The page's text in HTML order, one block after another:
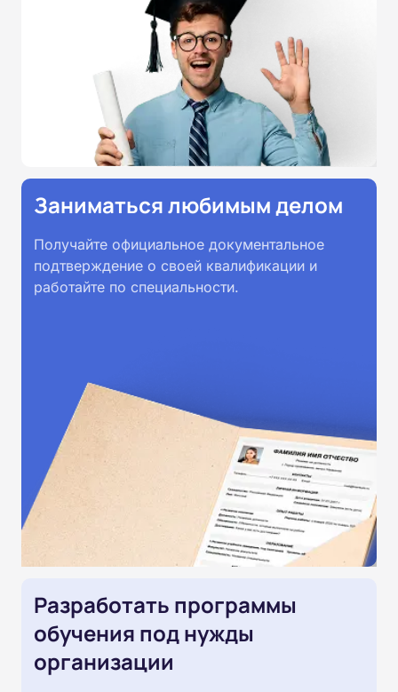
Заниматься любимым делом
Получайте официальное документальное
подтверждение о своей квалификации и
работайте по специальности.
Разработать программы
обучения под нужды
организации